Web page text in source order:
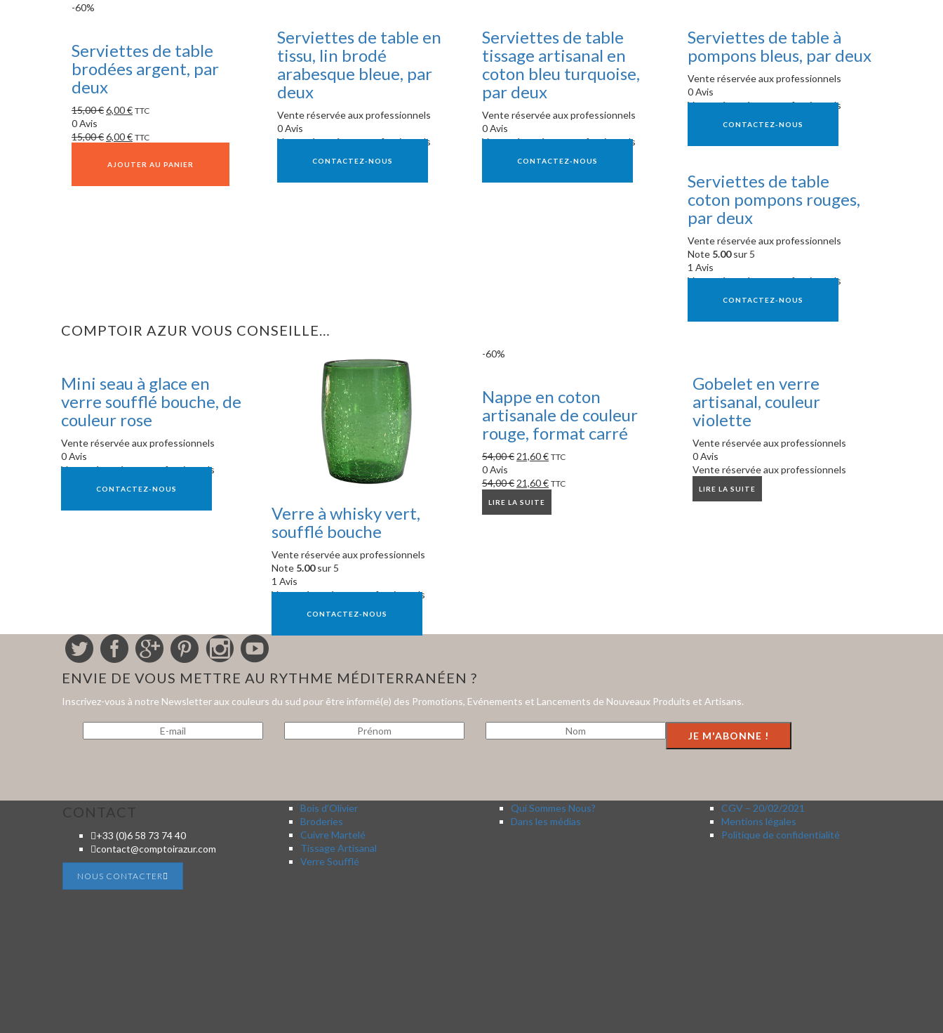
-60%
Serviettes de table
brodées argent, par
deux
15,00€6,00€ TTC
0 Avis
15,00€6,00€ TTC
AJOUTER AU PANIER
Serviettes de table en
tissu, lin brodé
arabesque bleue, par
deux
Vente réservée aux professionnels
0 Avis
Vente réservée aux professionnels
CONTACTEZ-NOUS
Serviettes de table
tissage artisanal en
coton bleu turquoise,
par deux
Vente réservée aux professionnels
0 Avis
Vente réservée aux professionnels
CONTACTEZ-NOUS
Serviettes de table à
pompons bleus, par deux
Vente réservée aux professionnels
0 Avis
Vente réservée aux professionnels
CONTACTEZ-NOUS
Serviettes de table
coton pompons rouges,
par deux
Vente réservée aux professionnels
Note 5.00sur 5
1 Avis
Vente réservée aux professionnels
CONTACTEZ-NOUS
COMPTOIR AZUR VOUS CONSEILLE…
Mini seau à glace en
verre soufflé bouche, de
couleur rose
Vente réservée aux professionnels
0 Avis
Vente réservée aux professionnels
CONTACTEZ-NOUS
Verre à whisky vert,
soufflé bouche
Vente réservée aux professionnels
Note 5.00sur 5
1 Avis
Vente réservée aux professionnels
CONTACTEZ-NOUS
-60%
Nappe en coton
artisanale de couleur
rouge, format carré
54,00€ 21,60€ TTC
0 Avis
54,00€ 21,60€ TTC
LIRE LA SUITE
Gobelet en verre
artisanal, couleur
violette
Vente réservée aux professionnels
0 Avis
Vente réservée aux professionnels
LIRE LA SUITE
ENVIE DE VOUS METTRE AU RYTHME MÉDITERRANÉEN ?
Inscrivez-vous à notre Newsletter aux couleurs du sud pour être informé(e) des Promotions, Evénements et Lancements de Nouveaux Produits et Artisans.
CONTACT
+33 (0)6 58 73 74 40
contact@comptoirazur.com
NOUS CONTACTER
Bois d’Olivier
Broderies
Cuivre Martelé
Tissage Artisanal
Verre Soufflé
Qui Sommes Nous?
Dans les médias
CGV – 20/02/2021
Mentions légales
Politique de confidentialité